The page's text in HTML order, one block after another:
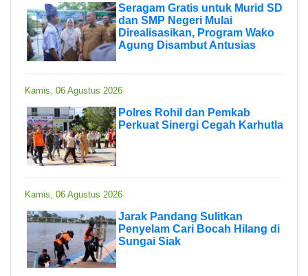
Seragam Gratis untuk Murid SD
dan SMP Negeri Mulai
Direalisasikan, Program Wako
Agung Disambut Antusias
Kamis, 06 Agustus 2026
Polres Rohil dan Pemkab
Perkuat Sinergi Cegah Karhutla
Kamis, 06 Agustus 2026
Jarak Pandang Sulitkan
Penyelam Cari Bocah Hilang di
Sungai Siak